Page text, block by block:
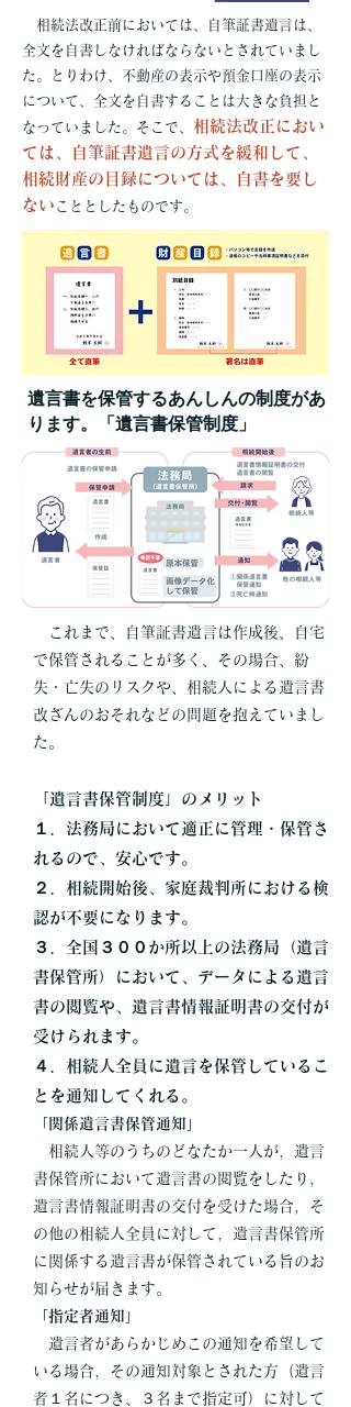
相続法改正前においては、自筆証書遺言は、
全文を自書しなければならないとされていまし
た。とりわけ、不動産の表示や預金口座の表示
について、全文を自書することは大きな負担と
なっていました。そこで、 相続法改正におい
ては、自筆証書遺言の方式を緩和して、
相続財産の目録については、自書を要し
ない こととしたものです。
遺言書を保管するあんしんの制度があ
ります。「遺言書保管制度」
これまで、自筆証書遺言は作成後、自宅
で保管されることが多く、その場合、紛
失・亡失のリスクや、相続人による遺言書
改ざんのおそれなどの問題を抱えていまし
た。
「遺言書保管制度」のメリット
１．法務局において適正に管理・保管さ
れるので、安心です。
２．相続開始後、家庭裁判所における検
認が不要になります。
３．全国３００か所以上の法務局（遺言
書保管所）において、データによる遺言
書の閲覧や、遺言書情報証明書の交付が
受けられます。
４．相続人全員に遺言を保管しているこ
とを通知してくれる。
「関係遺言書保管通知」
相続人等のうちのどなたか一人が，遺言
書保管所において遺言書の閲覧をしたり，
遺言書情報証明書の交付を受けた場合，そ
の他の相続人全員に対して，遺言書保管所
に関係する遺言書が保管されている旨のお
知らせが届きます。
「指定者通知」
遺言者があらかじめこの通知を希望して
いる場合，その通知対象とされた方（遺言
者１名につき、３名まで指定可）に対して